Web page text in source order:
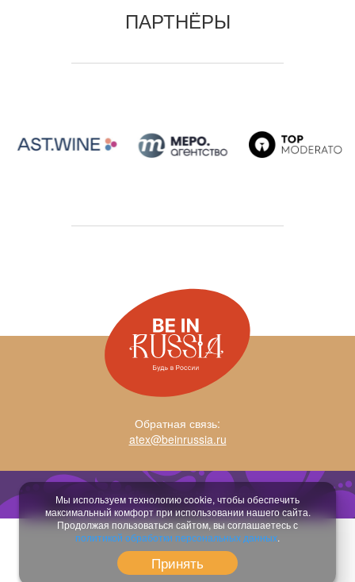
ПАРТНЁРЫ
Обратная связь:
atex@beinrussia.ru
Разработка сайта:temeshov.ru
Мы используем технологию cookie, чтобы обеспечить
максимальный комфорт при использовании нашего сайта.
Продолжая пользоваться сайтом, вы соглашаетесь с
политикой обработки персональных данных.
Принять